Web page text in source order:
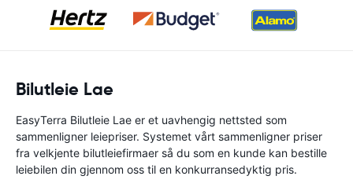
Bilutleie Lae
EasyTerra Bilutleie Lae er et uavhengig nettsted som
sammenligner leiepriser. Systemet vårt sammenligner priser
fra velkjente bilutleiefirmaer så du som en kunde kan bestille
leiebilen din gjennom oss til en konkurransedyktig pris.